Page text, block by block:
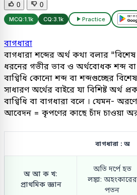
0 0
MCQ:1.1k CQ:3.1k Practice
বাগধারা
বাগধারা শব্দের অর্থ কথা বলার
ধরনের গভীর ভাব ও অর্থবোধক শব্দ বা
বাগ্বিধি কোনো শব্দ বা শব্দগুচ্ছের
সাধারণ অর্থের বাইরে যা বিশিষ্ট অর্থ
বাগ্বিধি বা বাগধারা বলে । যেমন-
আবেদন = কৃপণের কাছে চাঁদ চাওয়া
বাগধারা : অ
অ আ ক খ:
প্রাথমিক জ্ঞান
অতি দর্পে হত
লঙ্কা: অহংকারের
পতন